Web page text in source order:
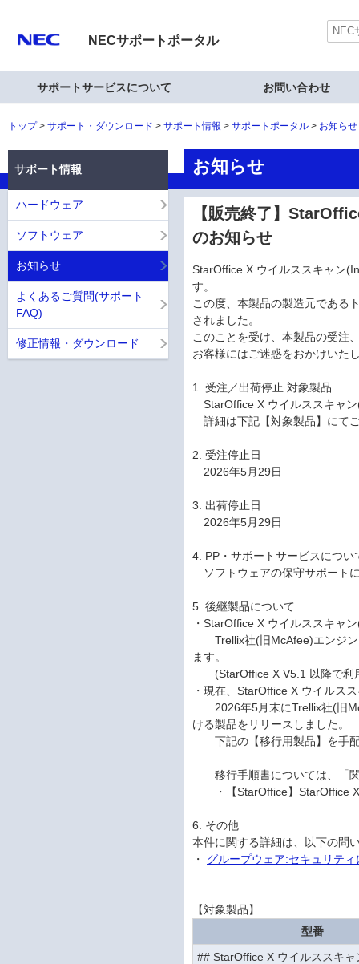
NECサポートポータル
サポートサービスについて お問い合わせ
トップ サポート・ダウンロード サポート情報 サポートポータル お知ら
お知らせ
【販売終了】
のお知らせ
StarOffice X ウイルススキャン
す。
この度、本製品の製造元である
されました。
このことを受け、本製品の受注
お客様にはご迷惑をおかけいた
1. 受注／出荷停止 対象製品
StarOffice X ウイルススキャ
詳細は下記【対象製品】にて
2. 受注停止日
2026年5月29日
3. 出荷停止日
2026年5月29日
4. PP・サポートサービスについ
ソフトウェアの保守サポート
5. 後継製品について
・StarOffice X ウイルススキャ
Trellix社(旧McAfee)エンジン
ます。
(StarOffice X V5.1 以降で利
・現在、StarOffice X ウイルス
2026年5月末にTrellix社(旧
ける製品をリリースしました。
下記の【移行用製品】を手配
移行手順書については、「関
・【StarOffice】StarOffice X
6. その他
本件に関する詳細は、以下の問
・ グループウェア:セキュリテ
【対象製品】
型番
## StarOffice X ウイルススキャ
サポート情報
ハードウェア
ソフトウェア
お知らせ
よくあるご質問(サポート
FAQ)
修正情報・ダウンロード